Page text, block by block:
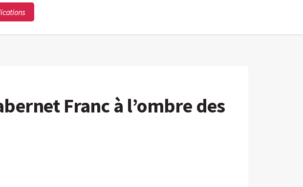
Franc à l’ombre des